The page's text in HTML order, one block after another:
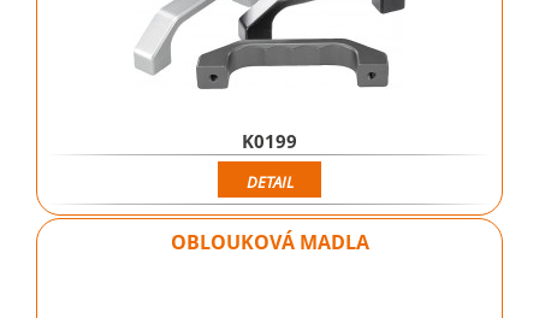
K0199
DETAIL
OBLOUKOVÁ MADLA